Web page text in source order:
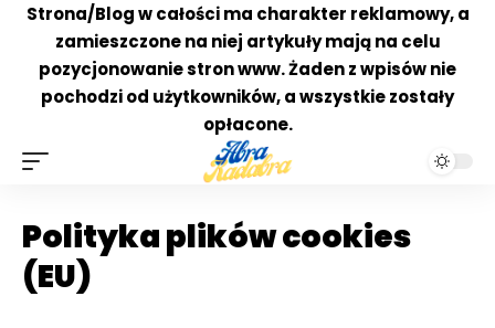
Strona/Blog w całości ma charakter reklamowy, a
zamieszczone na niej artykuły mają na celu
pozycjonowanie stron www. Żaden z wpisów nie
pochodzi od użytkowników, a wszystkie zostały
opłacone.
Polityka plików cookies
(EU)